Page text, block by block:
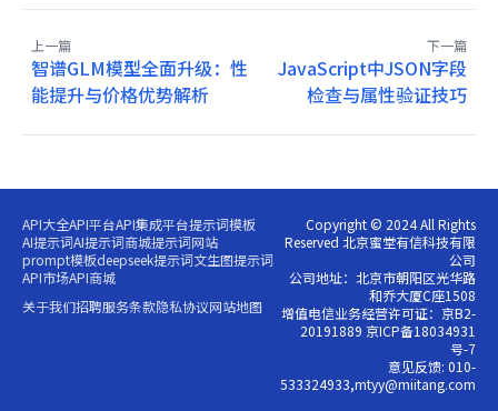
上一篇
智谱GLM模型全面升级：性
能提升与价格优势解析
下一篇
JavaScript中JSON字段
检查与属性验证技巧
API大全API平台API集成平台提示词模板
AI提示词AI提示词商城提示词网站
prompt模板deepseek提示词文生图提示词
API市场API商城
关于我们招聘服务条款隐私协议网站地图
Copyright © 2024 All Rights
Reserved 北京蜜堂有信科技有限
公司
公司地址：北京市朝阳区光华路
和乔大厦C座1508
增值电信业务经营许可证：京B2-
20191889 京ICP备18034931
号-7
意见反馈: 010-
533324933,mtyy@miitang.com